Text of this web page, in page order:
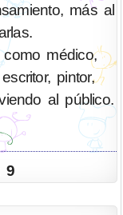
más al
médico,
pintor,
al público.
9